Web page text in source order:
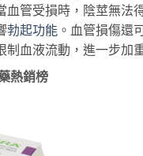
血管受損時，陰莖無法
勃起功能。血管損傷還
制血液流動，進一步加
熱銷榜